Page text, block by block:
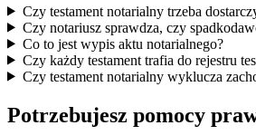
Czy testament notarialny trzeba
Czy notariusz sprawdza, czy
Co to jest wypis aktu notarialnego?
Czy każdy testament trafia do rejestru
Czy testament notarialny wyklucza
Potrzebujesz pomocy